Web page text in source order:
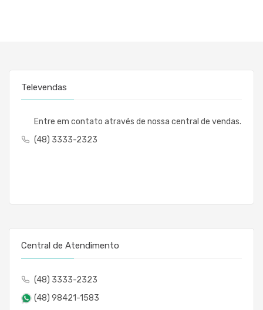
Televendas
Entre em contato através de nossa central de vendas.
(48) 3333-2323
Central de Atendimento
(48) 3333-2323
(48) 98421-1583